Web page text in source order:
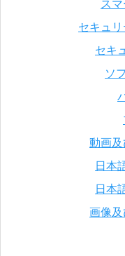
ス
セキュ
セキ
ソ
動画
日本
日本
画像